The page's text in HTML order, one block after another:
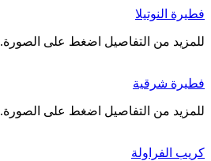
فطيرة النوتيلا
‌للمزيد من التفاصيل اضغط على الصورة.
فطيرة شرقية
‌للمزيد من التفاصيل اضغط على الصورة.
كريب الفراولة